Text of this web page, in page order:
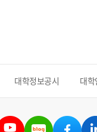
대학정보공시 대